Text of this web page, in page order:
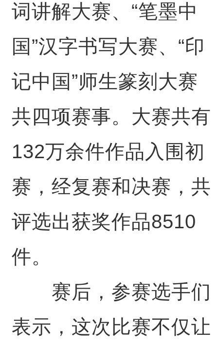
词讲解大赛、“笔墨中
国”汉字书写大赛、“印
记中国”师生篆刻大赛
共四项赛事。大赛共有
132万余件作品入围初
赛，经复赛和决赛，共
评选出获奖作品8510
件。
赛后，参赛选手们
表示，这次比赛不仅让